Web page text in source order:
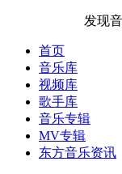
发现
首页
音乐库
视频库
歌手库
音乐专辑
MV专辑
东方音乐资讯